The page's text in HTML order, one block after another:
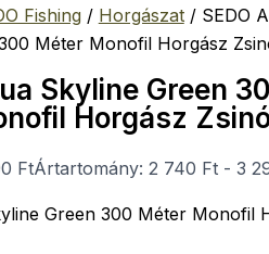
Fishing/ Horgászat/ SEDO
Méter Monofil Horgász
Skyline Green
Horgász
FtÁrtartomány: 2 740 Ft - 3
Green 300 Méter Monofil